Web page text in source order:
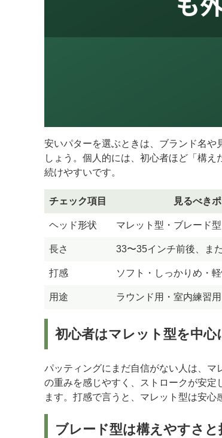
安いパターを選ぶときは、ブランド名や
しょう。個人的には、初心者ほど「構
続けやすいです。
チェック項目 見るべき
ヘッド形状 マレット型・ブレード
長さ 33〜35インチ前後、ま
打感 ソフト・しっかりめ・
用途 ラウンド用・室内練習
初心者はマレット型を中心
パッティングにまだ自信がない人は、マ
の重みを感じやすく、ストロークが安定
ます。打感で言うと、マレット型は安心
ブレード型は構えやすさと